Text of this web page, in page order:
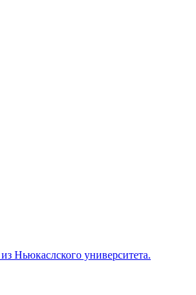
Ньюкаслского университета.